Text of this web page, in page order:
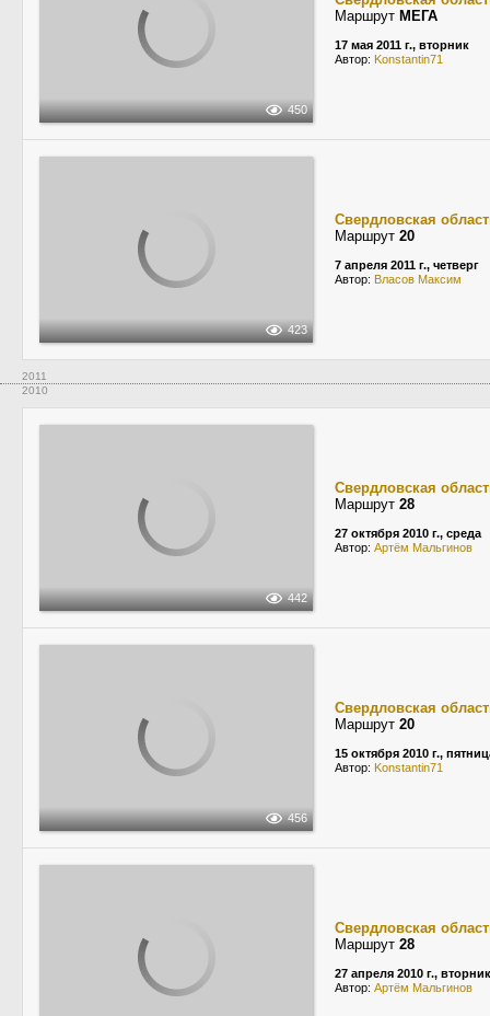
450
Маршрут МЕГА
17 мая 2011 г., вторник
Автор: Konstantin71
423
Свердловская
Маршрут 20
7 апреля 2011 г., четверг
Автор: Власов Максим
2011
2010
442
Свердловская
Маршрут 28
27 октября 2010 г., среда
Автор: Артём Мальгинов
456
Свердловская
Маршрут 20
15 октября 2010 г.,
Автор: Konstantin71
Свердловская
Маршрут 28
27 апреля 2010 г., вторник
Автор: Артём Мальгинов